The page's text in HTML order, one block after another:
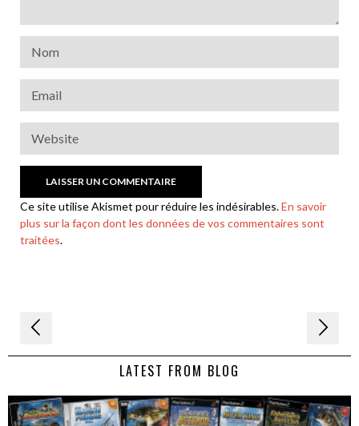
Ce site utilise Akismet pour réduire les indésirables.En savoir
plus sur la façon dont les données de vos commentaires sont
traitées.
Navigation
de LATEST FROM BLOG